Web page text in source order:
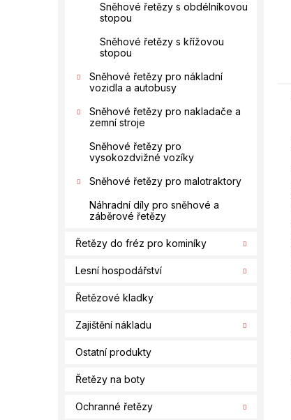
Sněhové řetězy s obdélníkovou
stopou
Sněhové řetězy s křížovou
stopou
Sněhové řetězy pro nákladní
vozidla a autobusy
Sněhové řetězy pro nakladače a
zemní stroje
Sněhové řetězy pro
vysokozdvižné vozíky
Sněhové řetězy pro malotraktory
Náhradní díly pro sněhové a
záběrové řetězy
Řetězy do fréz pro kominíky
Lesní hospodářství
Řetězové kladky
Zajištění nákladu
Ostatní produkty
Řetězy na boty
Ochranné řetězy